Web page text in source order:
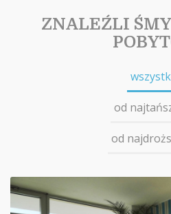
ZNALEŹLI
od
od